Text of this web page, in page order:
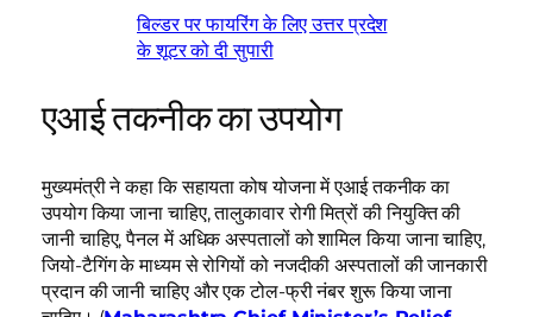
बिल्डर पर फायरिंग के लिए उत्तर प्रदेश
के शूटर को दी सुपारी
एआई तकनीक का उपयोग
मुख्यमंत्री ने कहा कि सहायता कोष योजना में एआई तकनीक का
उपयोग किया जाना चाहिए, तालुकावार रोगी मित्रों की नियुक्ति की
जानी चाहिए, पैनल में अधिक अस्पतालों को शामिल किया जाना चाहिए,
जियो-टैगिंग के माध्यम से रोगियों को नजदीकी अस्पतालों की जानकारी
प्रदान की जानी चाहिए और एक टोल-फ्री नंबर शुरू किया जाना